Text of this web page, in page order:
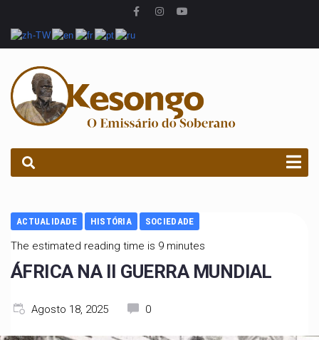
ACTUALIDADE HISTÓRIA SOCIEDADE
The estimated reading time is 9 minutes
ÁFRICA NA II GUERRA MUNDIAL
Agosto 18, 2025 0
PROCURAR